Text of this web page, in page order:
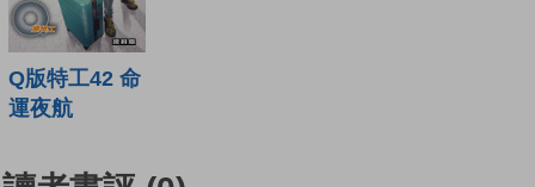
Q版特工42 命
運夜航